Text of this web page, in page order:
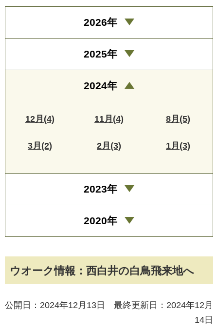
ウオーク情報：西白井の白鳥飛来地へ
公開日：2024年12月13日 最終更新日：2024年12月
14日
2026年
2025年
2024年
12月(4) 11月(4) 8月(5)
3月(2) 2月(3) 1月(3)
2023年
2020年